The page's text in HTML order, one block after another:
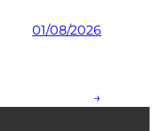
01/08/2026
→